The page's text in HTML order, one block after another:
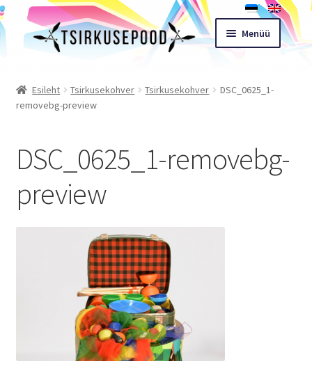
Liigu
navigeerimisele
Liigu
sisu
Menüü
Pood
Ostukorv
Müügitingimused
Töötoad
Esileht Tsirkusekohver Tsirkusekohver
DSC_0625_1-
removebg-preview
DSC_0625_1-removebg-
preview